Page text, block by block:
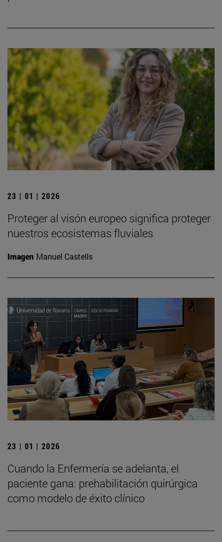
23 | 01 | 2026
Proteger al visón europeo significa proteger
nuestros ecosistemas fluviales
Imagen Manuel Castells
23 | 01 | 2026
Cuando la Enfermería se adelanta, el
paciente gana: prehabilitación quirúrgica
como modelo de éxito clínico